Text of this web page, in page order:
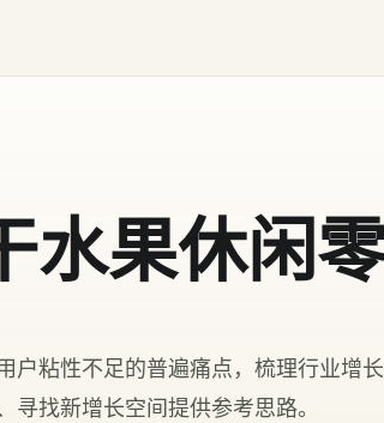
水果休闲
粘性不足的普遍痛点，梳理行业增
找新增长空间提供参考思路。